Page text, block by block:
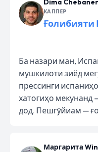
КАППЕР
Ғолибияти
Ба назари ман,
мушкилоти зиёд
прессинги
хатогиҳо мекунанд
дод. Пешгӯйиам —
Маргарита